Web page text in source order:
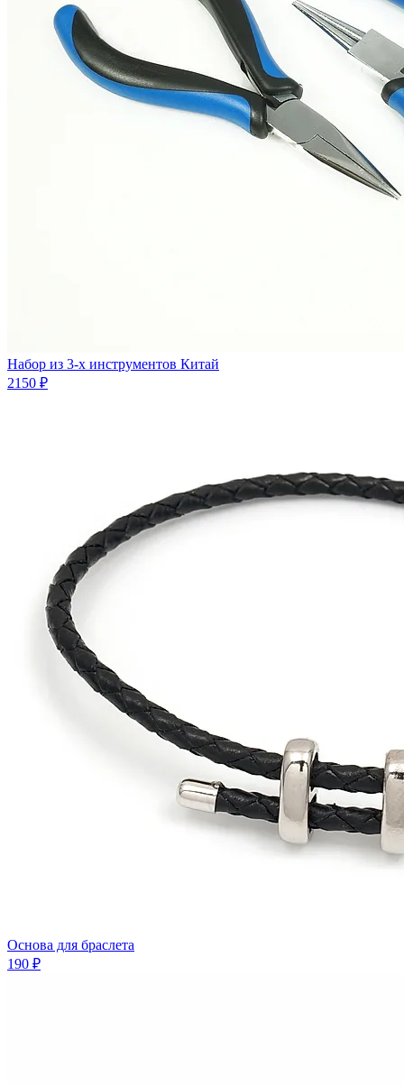
Набор из 3-х инструментов Китай
2150 ₽
Основа для браслета
190 ₽